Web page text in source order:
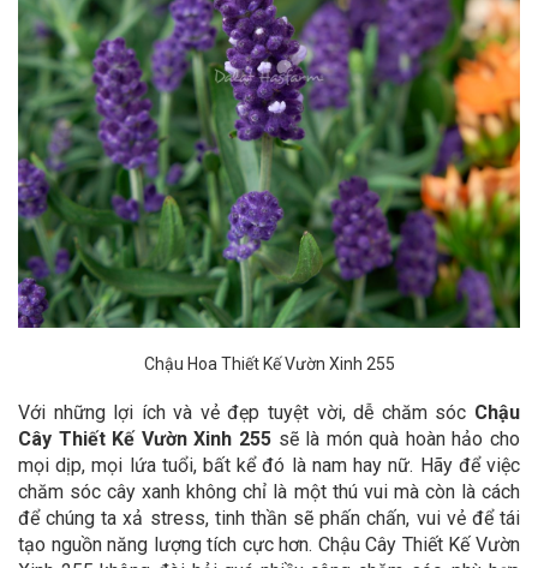
Chậu Hoa Thiết Kế Vườn Xinh 255
Với những lợi ích và vẻ đẹp tuyệt vời, dễ chăm sóc Chậu
Cây Thiết Kế Vườn Xinh 255sẽ là món quà hoàn hảo cho
mọi dịp, mọi lứa tuổi, bất kể đó là nam hay nữ. Hãy để việc
chăm sóc cây xanh không chỉ là một thú vui mà còn là cách
để chúng ta xả stress, tinh thần sẽ phấn chấn, vui vẻ để tái
tạo nguồn năng lượng tích cực hơn. Chậu Cây Thiết Kế Vườn